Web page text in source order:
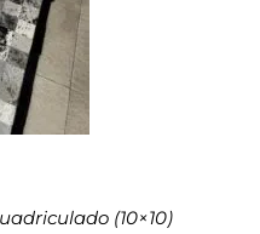
(10×10)